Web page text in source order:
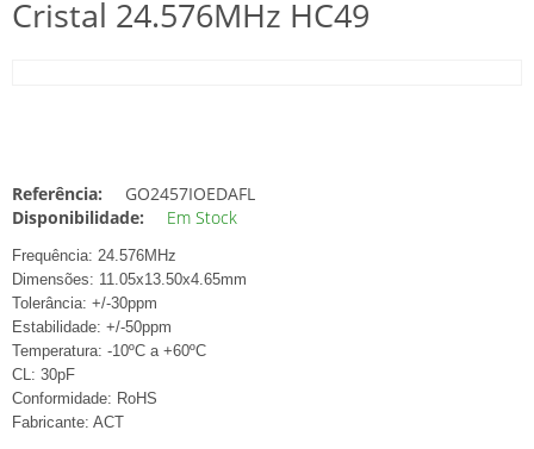
Cristal 24.576MHz HC49
Referência:
GO2457IOEDAFL
Disponibilidade:
Em Stock
Frequência: 24.576MHz
Dimensões: 11.05x13.50x4.65mm
Tolerância: +/-30ppm
Estabilidade: +/-50ppm
Temperatura: -10ºC a +60ºC
CL: 30pF
Conformidade: RoHS
Fabricante: ACT